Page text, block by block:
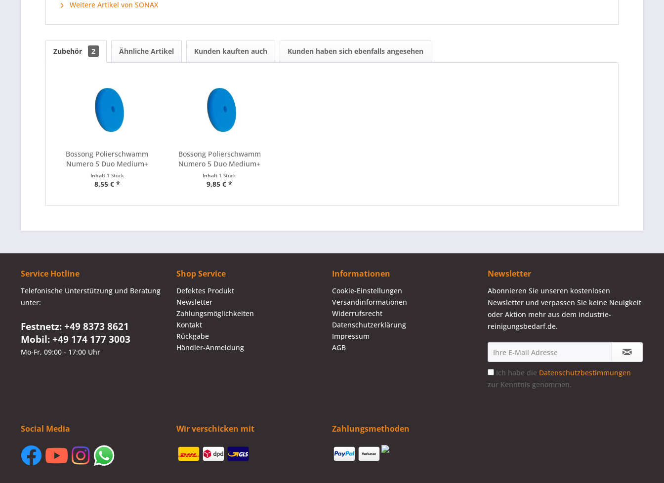
Weitere Artikel von SONAX
Zubehör 2 Ähnliche Artikel Kunden kauften auch Kunden haben sich ebenfalls angesehen
Bossong Polierschwamm
Numero 5 Duo Medium+
125mm
Inhalt 1 Stück
8,55 € *
Bossong Polierschwamm
Numero 5 Duo Medium+
150mm
Inhalt 1 Stück
9,85 € *
Service Hotline
Telefonische Unterstützung und Beratung
unter:
Festnetz: +49 8373 8621
Mobil: +49 174 177 3003
Mo-Fr, 09:00 - 17:00 Uhr
Shop Service
Defektes Produkt
Newsletter
Zahlungsmöglichkeiten
Kontakt
Rückgabe
Händler-Anmeldung
Informationen
Cookie-Einstellungen
Versandinformationen
Widerrufsrecht
Datenschutzerklärung
Impressum
AGB
Newsletter
Abonnieren Sie unseren kostenlosen
Newsletter und verpassen Sie keine Neuigkeit
oder Aktion mehr aus dem industrie-
reinigungsbedarf.de.
Ich habe die Datenschutzbestimmungen
zur Kenntnis genommen.
Social Media Wir verschicken mit Zahlungsmethoden